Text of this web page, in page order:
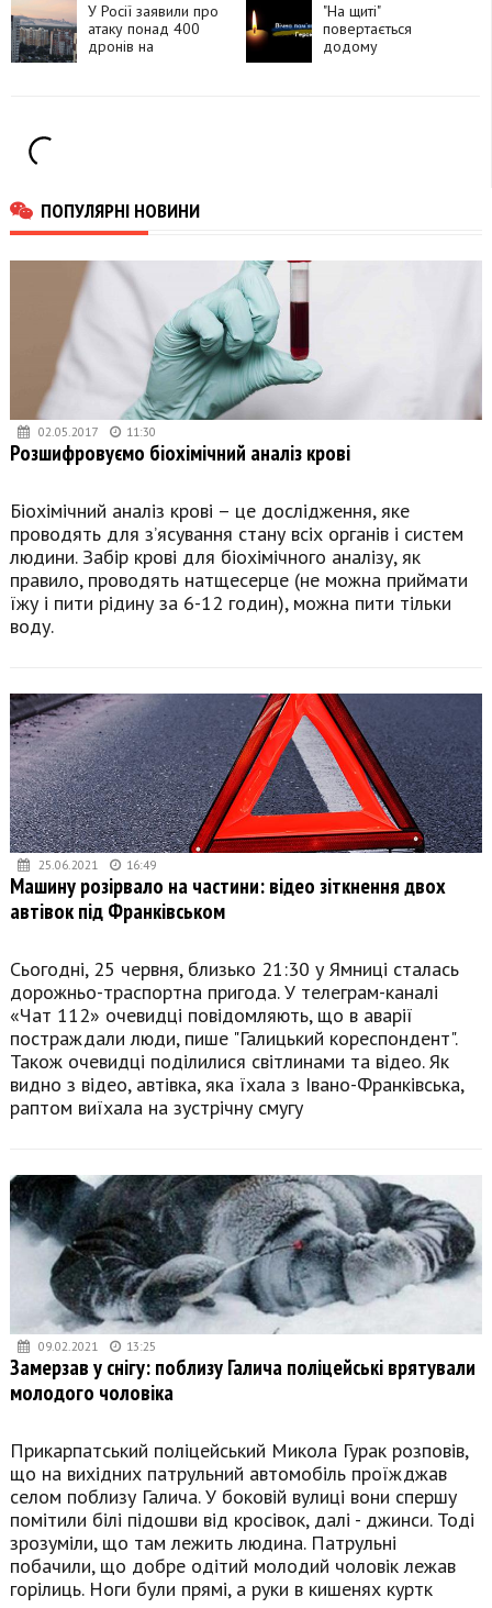
У Росії заявили про
атаку понад 400
дронів на
"На щиті"
повертається
додому
ПОПУЛЯРНІ НОВИНИ
02.05.2017 11:30
Розшифровуємо біохімічний аналіз крові
Біохімічний аналіз крові – це дослідження, яке
проводять для з’ясування стану всіх органів і систем
людини. Забір крові для біохімічного аналізу, як
правило, проводять натщесерце (не можна приймати
їжу і пити рідину за 6-12 годин), можна пити тільки
воду.
25.06.2021 16:49
Машину розірвало на частини: відео зіткнення двох
автівок під Франківськом
Сьогодні, 25 червня, близько 21:30 у Ямниці сталась
дорожньо-траспортна пригода. У телеграм-каналі
«Чат 112» очевидці повідомляють, що в аварії
постраждали люди, пише "Галицький кореспондент".
Також очевидці поділилися світлинами та відео. Як
видно з відео, автівка, яка їхала з Івано-Франківська,
раптом виїхала на зустрічну смугу
09.02.2021 13:25
Замерзав у снігу: поблизу Галича поліцейські врятували
молодого чоловіка
Прикарпатський поліцейський Микола Гурак розповів,
що на вихідних патрульний автомобіль проїжджав
селом поблизу Галича. У боковій вулиці вони спершу
помітили білі підошви від кросівок, далі - джинси. Тоді
зрозуміли, що там лежить людина. Патрульні
побачили, що добре одітий молодий чоловік лежав
горілиць. Ноги були прямі, а руки в кишенях куртк